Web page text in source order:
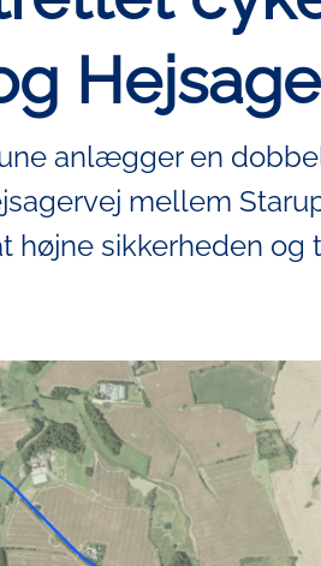
anlægger en
mellem
højne sikkerheden